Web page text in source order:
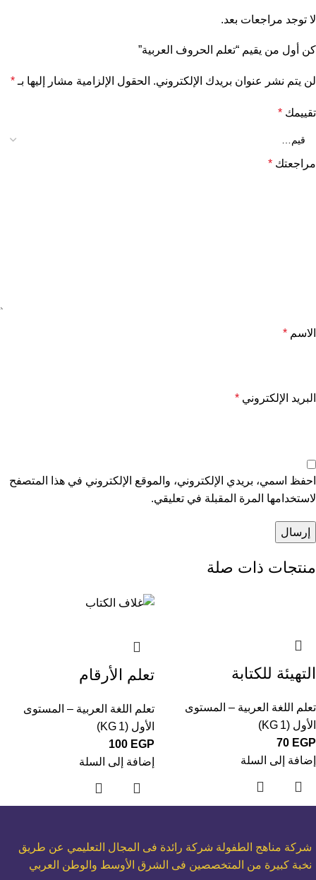
لا توجد مراجعات بعد.
كن أول من يقيم “تعلم الحروف العربية”
لن يتم نشر عنوان بريدك الإلكتروني. الحقول الإلزامية مشار إليها بـ *
تقييمك *
مراجعتك *
الاسم *
البريد الإلكتروني *
احفظ اسمي، بريدي الإلكتروني، والموقع الإلكتروني في هذا المتصفح
لاستخدامها المرة المقبلة في تعليقي.
منتجات ذات صلة
التهيئة للكتابة
تعلم اللغة العربية – المستوى
الأول (KG 1)
70 EGP
إضافة إلى السلة
تعلم الأرقام
تعلم اللغة العربية – المستوى
الأول (KG 1)
100 EGP
إضافة إلى السلة
شركة مناهج الطفولة شركة رائدة فى المجال التعليمي عن طريق
نخبة كبيرة من المتخصصين فى الشرق الأوسط والوطن العربي